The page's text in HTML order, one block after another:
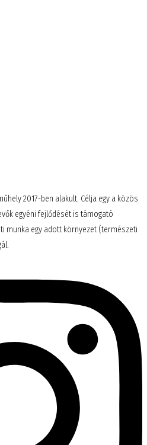
2017-ben alakult. Célja egy a közös
egyéni fejlődését is támogató
munka egy adott környezet (természeti